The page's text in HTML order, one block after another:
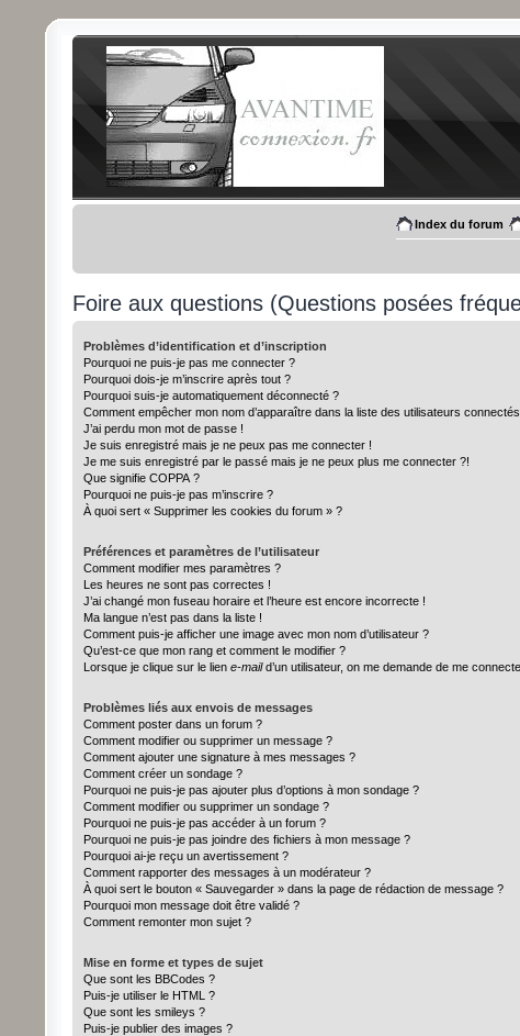
Index du forum
Foire aux questions (Questions posées
Problèmes d’identification et d’inscription
Pourquoi ne puis-je pas me connecter ?
Pourquoi dois-je m’inscrire après tout ?
Pourquoi suis-je automatiquement déconnecté ?
Comment empêcher mon nom d’apparaître dans la liste des utilisateurs
J’ai perdu mon mot de passe !
Je suis enregistré mais je ne peux pas me connecter !
Je me suis enregistré par le passé mais je ne peux plus me connecter ?!
Que signifie COPPA ?
Pourquoi ne puis-je pas m’inscrire ?
À quoi sert « Supprimer les cookies du forum » ?
Préférences et paramètres de l’utilisateur
Comment modifier mes paramètres ?
Les heures ne sont pas correctes !
J’ai changé mon fuseau horaire et l’heure est encore incorrecte !
Ma langue n’est pas dans la liste !
Comment puis-je afficher une image avec mon nom d’utilisateur ?
Qu’est-ce que mon rang et comment le modifier ?
Lorsque je clique sur le lien e-maild’un utilisateur, on me demande de me
Problèmes liés aux envois de messages
Comment poster dans un forum ?
Comment modifier ou supprimer un message ?
Comment ajouter une signature à mes messages ?
Comment créer un sondage ?
Pourquoi ne puis-je pas ajouter plus d’options à mon sondage ?
Comment modifier ou supprimer un sondage ?
Pourquoi ne puis-je pas accéder à un forum ?
Pourquoi ne puis-je pas joindre des fichiers à mon message ?
Pourquoi ai-je reçu un avertissement ?
Comment rapporter des messages à un modérateur ?
À quoi sert le bouton « Sauvegarder » dans la page de rédaction de message ?
Pourquoi mon message doit être validé ?
Comment remonter mon sujet ?
Mise en forme et types de sujet
Que sont les BBCodes ?
Puis-je utiliser le HTML ?
Que sont les smileys ?
Puis-je publier des images ?